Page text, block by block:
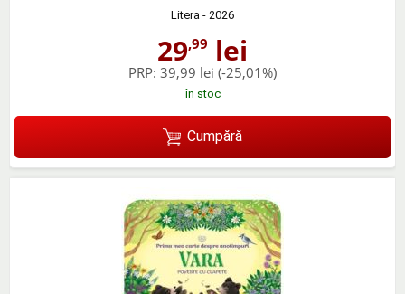
Litera - 2026
29,99 lei
PRP: 39,99 lei (-25,01%)
în stoc
Cumpără